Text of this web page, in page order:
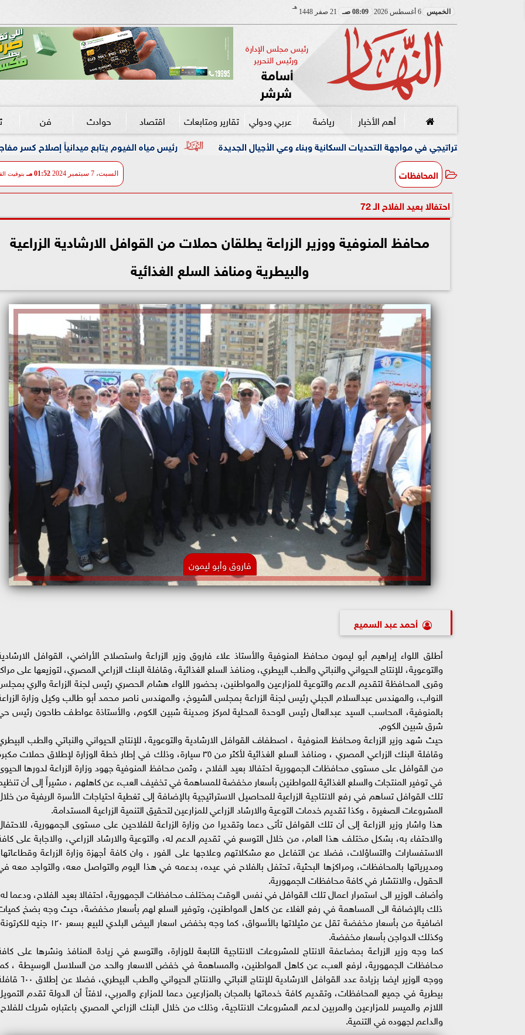
الخميس 6 أغسطس 2026 08:09 صـ 21 صفر 1448
هـ
رئيس مجلس الإدارة
ورئيس التحرير
أسامة
شرشر
أهم الأخبار رياضة عربي ودولي تقارير ومتابعات اقتصاد حوادث فن
رئيس مياه الفيوم يتابع ميدانياً إصلاح كسر مفاجئ بخط مياه رئيسي قطر 1000 السكانية وبناء وعي الأجيال الجديدة
المحافظات السبت، 7 سبتمبر 2024 01:52 مـ بتوقيت
احتفالا بعيد الفلاح الـ 72
محافظ المنوفية ووزير الزراعة يطلقان حملات من القوافل الارشادية الزراعية
والبيطرية ومنافذ السلع الغذائية
فاروق وأبو ليمون
أحمد عبد السميع
أطلق اللواء إبراهيم أبو ليمون محافظ المنوفية والأستاذ علاء فاروق وزير الزراعة واستصلاح الأراضي، القوافل
والتوعوية، للإنتاج الحيواني والنباتي والطب البيطري، ومنافذ السلع الغذائية، وقافلة البنك الزراعي المصري، لتوزيعها على
وقرى المحافظة لتقديم الدعم والتوعية للمزارعين والمواطنين، بحضور اللواء هشام الحصري رئيس لجنة الزراعة والري
النواب، والمهندس عبدالسلام الجبلي رئيس لجنة الزراعة بمجلس الشيوخ، والمهندس ناصر محمد أبو طالب وكيل وزارة
بالمنوفية، المحاسب السيد عبدالعال رئيس الوحدة المحلية لمركز ومدينة شبين الكوم، والأستاذة عواطف طاحون رئيس
شرق شبين الكوم.
حيث شهد وزير الزراعة ومحافظ المنوفية ، اصطفاف القوافل الارشادية والتوعوية، للإنتاج الحيواني والنباتي والطب
وقافلة البنك الزراعي المصري ، ومنافذ السلع الغذائية لأكثر من ٣٥ سيارة، وذلك في إطار خطة الوزارة لإطلاق حملات
من القوافل على مستوى محافظات الجمهورية احتفالا بعيد الفلاح ، وثمن محافظ المنوفية جهود وزارة الزراعة لدورها
في توفير المنتجات والسلع الغذائية للمواطنين بأسعار مخفضة للمساهمة في تخفيف العبء عن كاهلهم ، مشيراً إلى أن
تلك القوافل تساهم في رفع الانتاجية الزراعية للمحاصيل الاستراتيجية بالإضافة إلى تغطية احتياجات الأسرة الريفية من
المشروعات الصغيرة ، وكذا تقديم خدمات التوعية والارشاد الزراعي للمزارعين لتحقيق التنمية الزراعية المستدامة.
هذا واشار وزير الزراعة إلى أن تلك القوافل تأتى دعما وتقديرا من وزارة الزراعة للفلاحين على مستوى الجمهورية،
والاحتفاء به، بشكل مختلف هذا العام، من خلال التوسع في تقديم الدعم له، والتوعية والارشاد الزراعي، والاجابة على
الاستفسارات والتساؤلات، فضلا عن التفاعل مع مشكلاتهم وعلاجها على الفور ، وان كافة أجهزة وزارة الزراعة
ومديرياتها بالمحافظات، ومراكزها البحثية، تحتفل بالفلاح في عيده، بدعمه في هذا اليوم والتواصل معه، والتواجد معه
الحقول، والانتشار في كافة محافظات الجمهورية.
وأضاف الوزير الى استمرار اعمال تلك القوافل في نفس الوقت بمختلف محافظات الجمهورية، احتفالا بعيد الفلاح، ودعما
ذلك بالإضافة الى المساهمة في رفع الغلاء عن كاهل المواطنين، وتوفير السلع لهم بأسعار مخفضة، حيث وجه بضخ
اضافية من بأسعار مخفضة تقل عن مثيلاتها بالأسواق، كما وجه بخفض اسعار البيض البلدي للبيع بسعر ١٢٠
وكذلك الدواجن بأسعار مخفضة.
كما وجه وزير الزراعة بمضاعفة الانتاج للمشروعات الانتاجية التابعة للوزارة، والتوسع في زيادة المنافذ ونشرها على
محافظات الجمهورية، لرفع العبء عن كاهل المواطنين، والمساهمة في خفض الاسعار والحد من السلاسل الوسيطة ،
ووجه الوزير ايضا بزيادة عدد القوافل الارشادية للإنتاج النباتي والانتاج الحيواني
بيطرية في جميع المحافظات، وتقديم كافة خدماتها بالمجان بالمزارعين دعما للمزارع والمربي، لافتاً أن الدولة تقدم
اللازم والميسر للمزارعين والمربين لدعم المشروعات الانتاجية، وذلك من خلال البنك الزراعي المصري باعتباره شريك
والداعم لجهوده في التنمية.